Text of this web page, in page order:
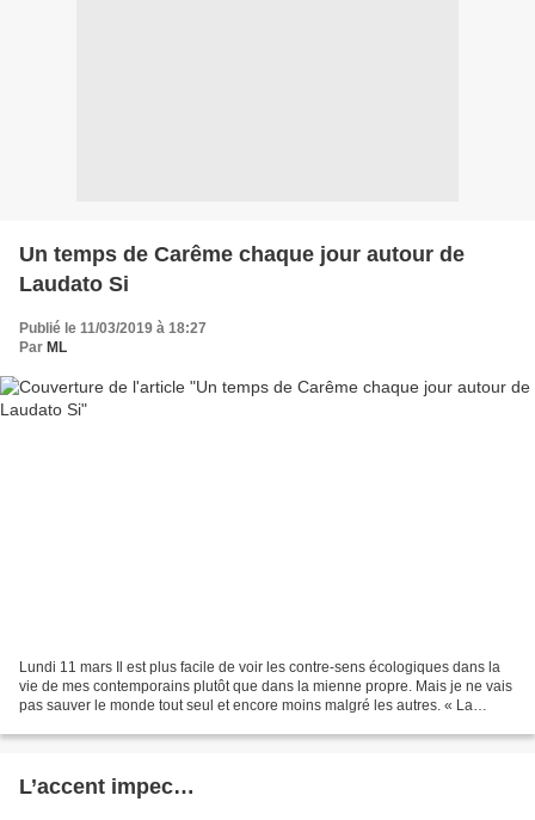
Un temps de Carême chaque jour autour de
Laudato Si
Publié le 11/03/2019 à 18:27
Par ML
Lundi 11 mars Il est plus facile de voir les contre-sens écologiques dans la
vie de mes contemporains plutôt que dans la mienne propre. Mais je ne vais
pas sauver le monde tout seul et encore moins malgré les autres. « La
L’accent impec…